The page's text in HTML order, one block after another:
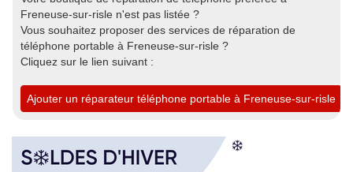
Freneuse-sur-risle n'est pas listée ?
Vous souhaitez proposer des services de réparation de
téléphone portable à Freneuse-sur-risle ?
Cliquez sur le lien suivant :
Ajouter un réparateur téléphone portable à Freneuse-sur-risle